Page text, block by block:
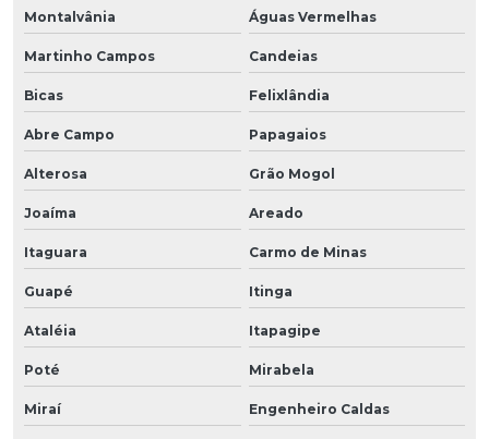
Montalvânia Águas Vermelhas
Martinho Campos Candeias
Bicas Felixlândia
Abre Campo Papagaios
Alterosa Grão Mogol
Joaíma Areado
Itaguara Carmo de Minas
Guapé Itinga
Ataléia Itapagipe
Poté Mirabela
Miraí Engenheiro Caldas